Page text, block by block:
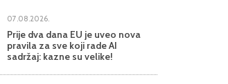
07.08.2026.
Prije dva dana EU je uveo nova
pravila za sve koji rade AI
sadržaj: kazne su velike!